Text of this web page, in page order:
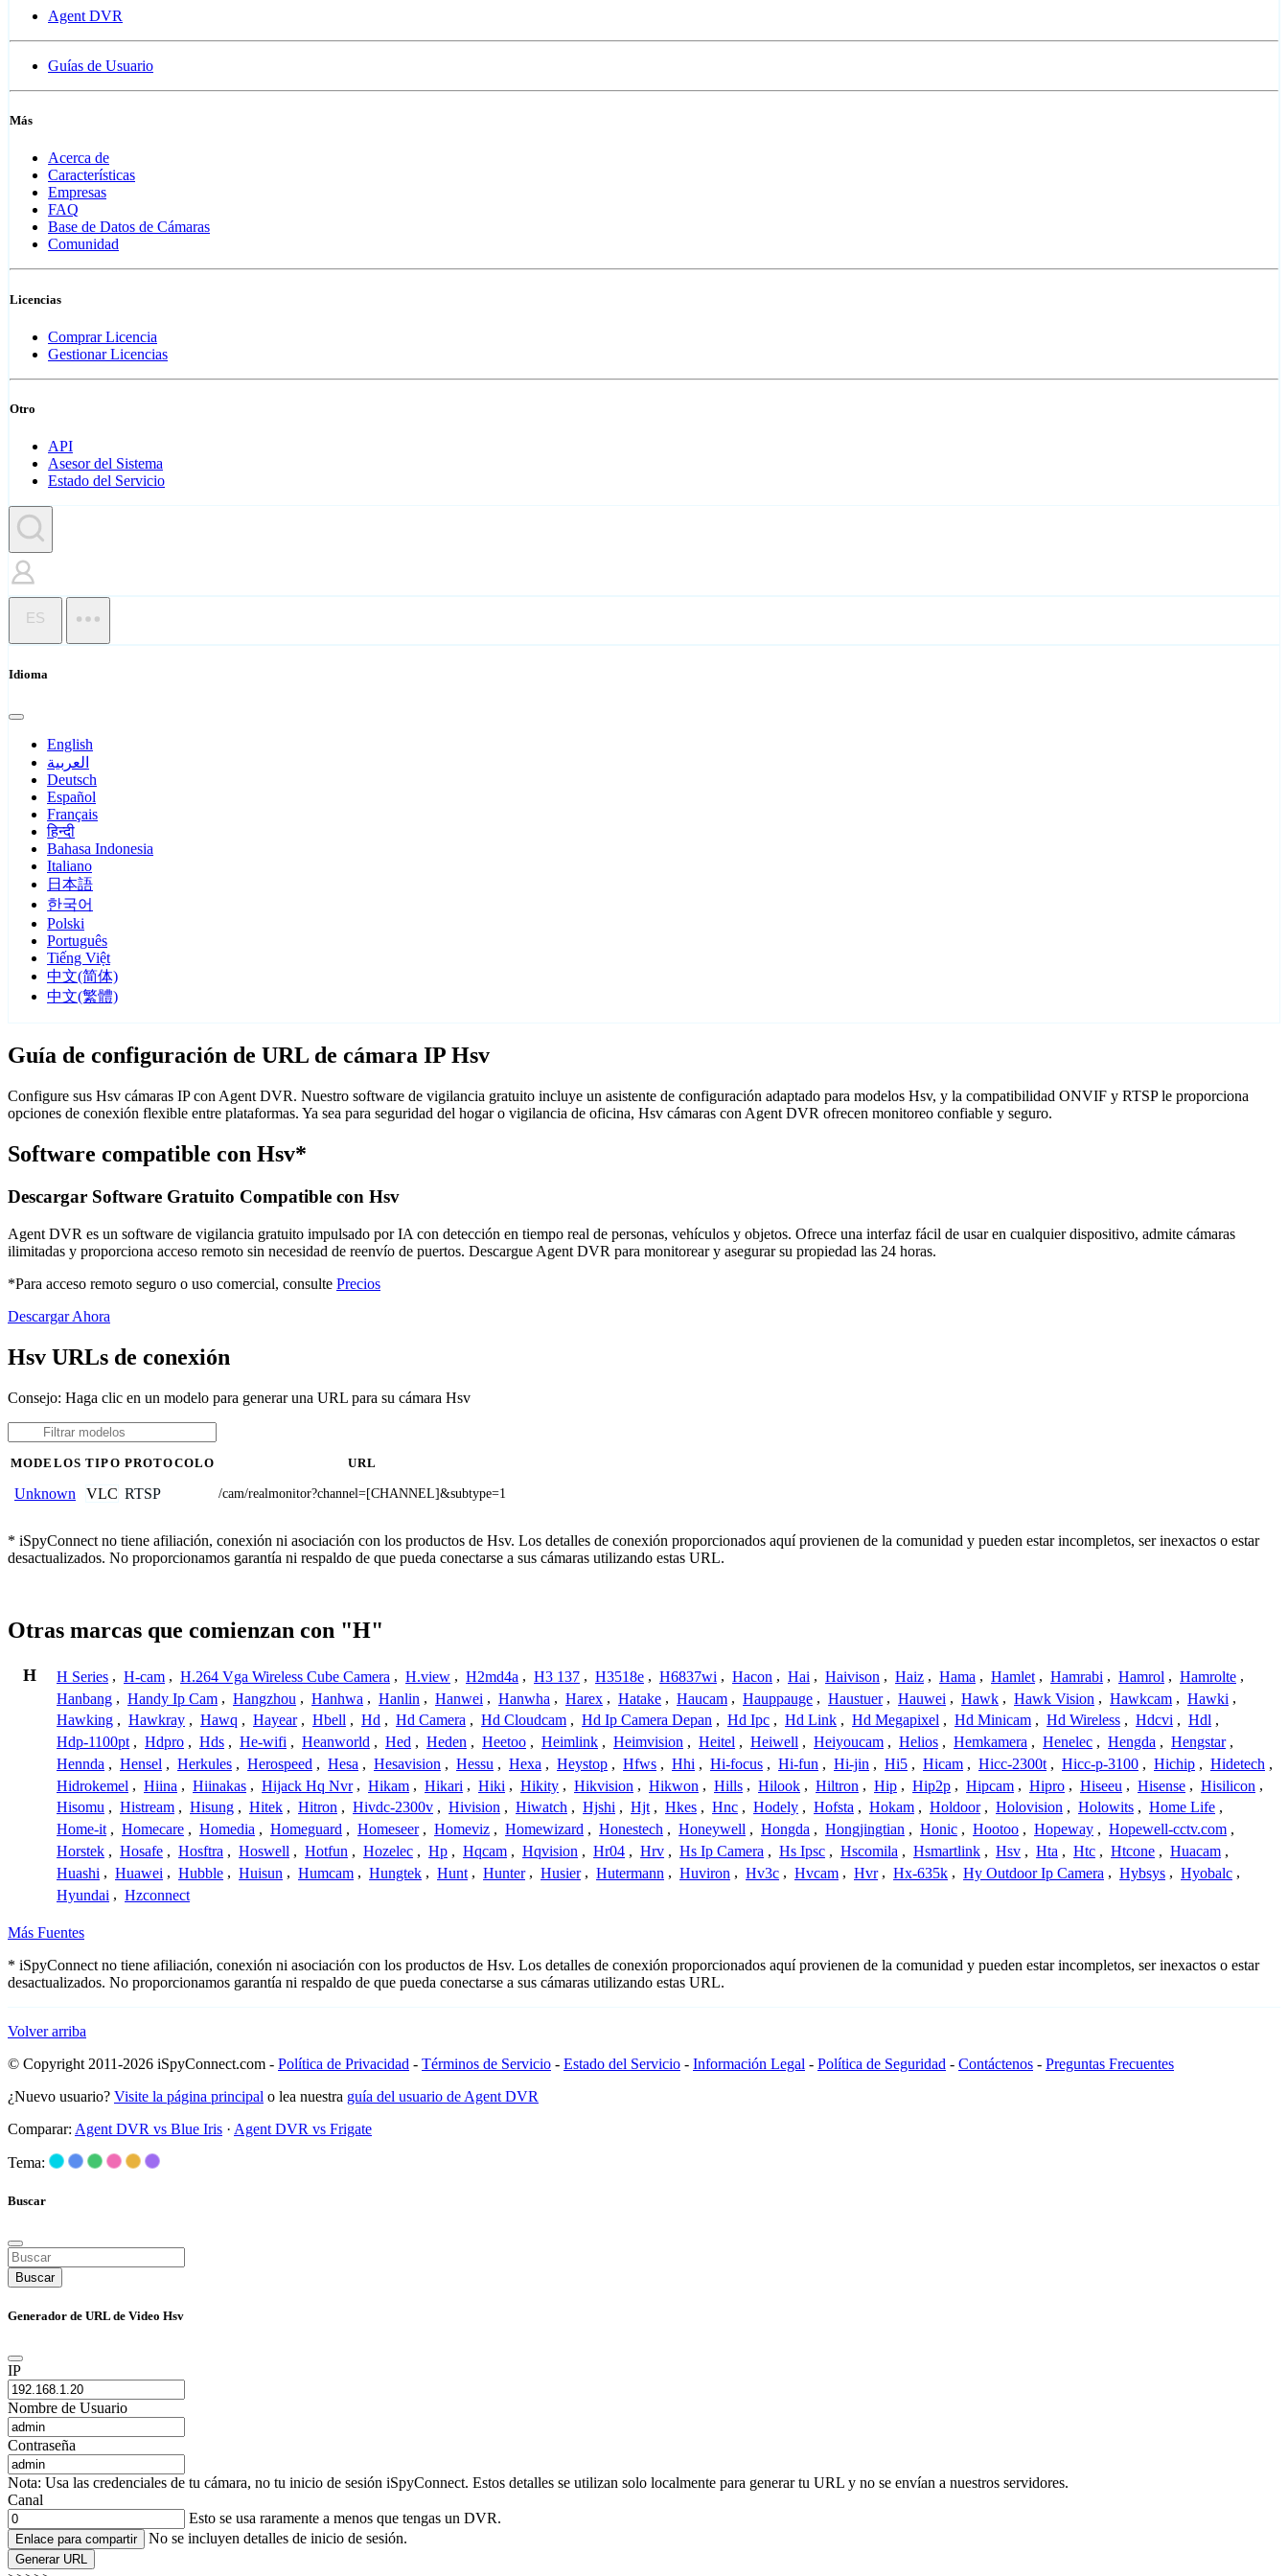
Agent DVR
Guías de Usuario
Más
Acerca de
Características
Empresas
FAQ
Base de Datos de Cámaras
Comunidad
Licencias
Comprar Licencia
Gestionar Licencias
Otro
API
Asesor del Sistema
Estado del Servicio
ES
Idioma
English
العربية
Deutsch
Español
Français
हिन्दी
Bahasa Indonesia
Italiano
日本語
한국어
Polski
Português
Tiếng Việt
中文(简体)
中文(繁體)
Guía de configuración de URL de cámara IP Hsv
Configure sus Hsv cámaras IP con Agent DVR. Nuestro software de vigilancia gratuito incluye un asistente de configuración adaptado para modelos Hsv, y la compatibilidad ONVIF y RTSP le proporciona
opciones de conexión flexible entre plataformas. Ya sea para seguridad del hogar o vigilancia de oficina, Hsv cámaras con Agent DVR ofrecen monitoreo confiable y seguro.
Software compatible con Hsv*
Descargar Software Gratuito Compatible con Hsv
Agent DVR es un software de vigilancia gratuito impulsado por IA con detección en tiempo real de personas, vehículos y objetos. Ofrece una interfaz fácil de usar en cualquier dispositivo, admite cámaras
ilimitadas y proporciona acceso remoto sin necesidad de reenvío de puertos. Descargue Agent DVR para monitorear y asegurar su propiedad las 24 horas.
*Para acceso remoto seguro o uso comercial, consulte Precios
Descargar Ahora
Hsv URLs de conexión
Consejo: Haga clic en un modelo para generar una URL para su cámara Hsv
MODELOS TIPO PROTOCOLO URL
Unknown VLC RTSP /cam/realmonitor?channel=[CHANNEL]&subtype=1
* iSpyConnect no tiene afiliación, conexión ni asociación con los productos de Hsv. Los detalles de conexión proporcionados aquí provienen de la comunidad y pueden estar incompletos, ser inexactos o estar
desactualizados. No proporcionamos garantía ni respaldo de que pueda conectarse a sus cámaras utilizando estas URL.
Otras marcas que comienzan con "H"
H H Series , H-cam , H.264 Vga Wireless Cube Camera , H.view , H2md4a , H3 137 , H3518e , H6837wi , Hacon , Hai , Haivison , Haiz , Hama , Hamlet , Hamrabi , Hamrol , Hamrolte ,
Hanbang , Handy Ip Cam , Hangzhou , Hanhwa , Hanlin , Hanwei , Hanwha , Harex , Hatake , Haucam , Hauppauge , Haustuer , Hauwei , Hawk , Hawk Vision , Hawkcam , Hawki ,
Hawking , Hawkray , Hawq , Hayear , Hbell , Hd , Hd Camera , Hd Cloudcam , Hd Ip Camera Depan , Hd Ipc , Hd Link , Hd Megapixel , Hd Minicam , Hd Wireless , Hdcvi , Hdl ,
Hdp-1100pt , Hdpro , Hds , He-wifi , Heanworld , Hed , Heden , Heetoo , Heimlink , Heimvision , Heitel , Heiwell , Heiyoucam , Helios , Hemkamera , Henelec , Hengda , Hengstar ,
Hennda , Hensel , Herkules , Herospeed , Hesa , Hesavision , Hessu , Hexa , Heystop , Hfws , Hhi , Hi-focus , Hi-fun , Hi-jin , Hi5 , Hicam , Hicc-2300t , Hicc-p-3100 , Hichip , Hidetech ,
Hidrokemel , Hiina , Hiinakas , Hijack Hq Nvr , Hikam , Hikari , Hiki , Hikity , Hikvision , Hikwon , Hills , Hilook , Hiltron , Hip , Hip2p , Hipcam , Hipro , Hiseeu , Hisense , Hisilicon ,
Hisomu , Histream , Hisung , Hitek , Hitron , Hivdc-2300v , Hivision , Hiwatch , Hjshi , Hjt , Hkes , Hnc , Hodely , Hofsta , Hokam , Holdoor , Holovision , Holowits , Home Life ,
Home-it , Homecare , Homedia , Homeguard , Homeseer , Homeviz , Homewizard , Honestech , Honeywell , Hongda , Hongjingtian , Honic , Hootoo , Hopeway , Hopewell-cctv.com ,
Horstek , Hosafe , Hosftra , Hoswell , Hotfun , Hozelec , Hp , Hqcam , Hqvision , Hr04 , Hrv , Hs Ip Camera , Hs Ipsc , Hscomila , Hsmartlink , Hsv , Hta , Htc , Htcone , Huacam ,
Huashi , Huawei , Hubble , Huisun , Humcam , Hungtek , Hunt , Hunter , Husier , Hutermann , Huviron , Hv3c , Hvcam , Hvr , Hx-635k , Hy Outdoor Ip Camera , Hybsys , Hyobalc ,
Hyundai , Hzconnect
Más Fuentes
* iSpyConnect no tiene afiliación, conexión ni asociación con los productos de Hsv. Los detalles de conexión proporcionados aquí provienen de la comunidad y pueden estar incompletos, ser inexactos o estar
desactualizados. No proporcionamos garantía ni respaldo de que pueda conectarse a sus cámaras utilizando estas URL.
Volver arriba
© Copyright 2011-2026 iSpyConnect.com - Política de Privacidad - Términos de Servicio - Estado del Servicio - Información Legal - Política de Seguridad - Contáctenos - Preguntas Frecuentes
¿Nuevo usuario? Visite la página principal o lea nuestra guía del usuario de Agent DVR
Comparar: Agent DVR vs Blue Iris · Agent DVR vs Frigate
Tema:
Buscar
Buscar
Generador de URL de Video Hsv
IP
Nombre de Usuario
Contraseña
Nota: Usa las credenciales de tu cámara, no tu inicio de sesión iSpyConnect. Estos detalles se utilizan solo localmente para generar tu URL y no se envían a nuestros servidores.
Canal
Esto se usa raramente a menos que tengas un DVR.
Enlace para compartir No se incluyen detalles de inicio de sesión.
Generar URL